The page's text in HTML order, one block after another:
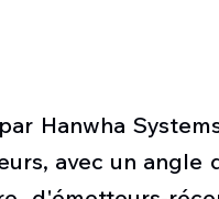
Hanwha
avec un angle